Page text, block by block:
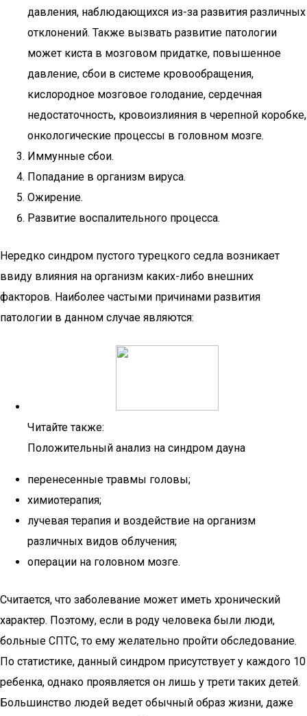
давления, наблюдающихся из-за развития различных
отклонений. Также вызвать развитие патологии
может киста в мозговом придатке, повышенное
давление, сбои в системе кровообращения,
кислородное мозговое голодание, сердечная
недостаточность, кровоизлияния в черепной коробке,
онкологические процессы в головном мозге.
Иммунные сбои.
Попадание в организм вируса.
Ожирение.
Развитие воспалительного процесса.
Нередко синдром пустого турецкого седла возникает
ввиду влияния на организм каких-либо внешних
факторов. Наиболее частыми причинами развития
патологии в данном случае являются:
Читайте также:
Положительный анализ на синдром дауна
перенесенные травмы головы;
химиотерапия;
лучевая терапия и воздействие на организм
различных видов облучения;
операции на головном мозге.
Считается, что заболевание может иметь хронический
характер. Поэтому, если в роду человека были люди,
больные СПТС, то ему желательно пройти обследование.
По статистике, данный синдром присутствует у каждого 10
ребенка, однако проявляется он лишь у трети таких детей.
Большинство людей ведет обычный образ жизни, даже